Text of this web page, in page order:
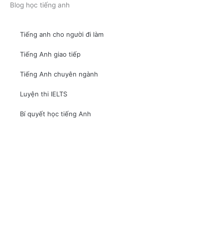
Blog học tiếng anh
Tiếng anh cho người đi làm
Tiếng Anh giao tiếp
Tiếng Anh chuyên ngành
Luyện thi IELTS
Bí quyết học tiếng Anh